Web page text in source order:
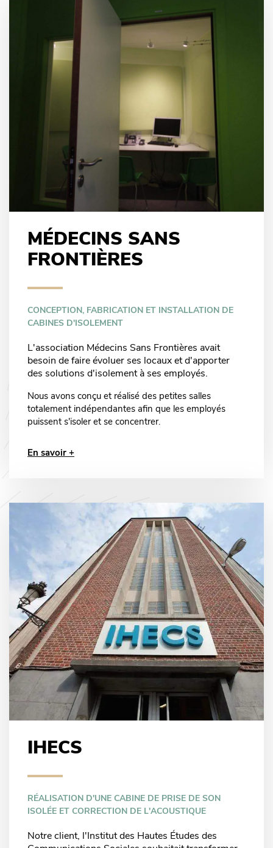
MÉDECINS SANS
FRONTIÈRES
CONCEPTION, FABRICATION ET INSTALLATION DE
CABINES D'ISOLEMENT
L'association Médecins Sans Frontières avait
besoin de faire évoluer ses locaux et d'apporter
des solutions d'isolement à ses employés.
Nous avons conçu et réalisé des petites salles
totalement indépendantes afin que les employés
puissent s'isoler et se concentrer.
En savoir +
IHECS
RÉALISATION D'UNE CABINE DE PRISE DE SON
ISOLÉE ET CORRECTION DE L'ACOUSTIQUE
Notre client, l'Institut des Hautes Études des